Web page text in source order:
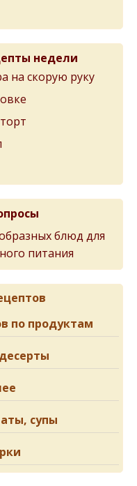
недели
на скорую руку
блюд для
питания
по продуктам
супы